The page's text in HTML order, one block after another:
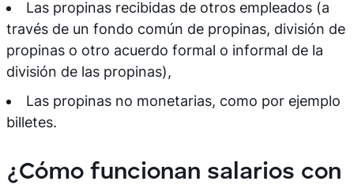
Las propinas recibidas de otros empleados (a
través de un fondo común de propinas, división de
propinas o otro acuerdo formal o informal de la
división de las propinas),
Las propinas no monetarias, como por ejemplo
billetes.
¿Cómo funcionan salarios con